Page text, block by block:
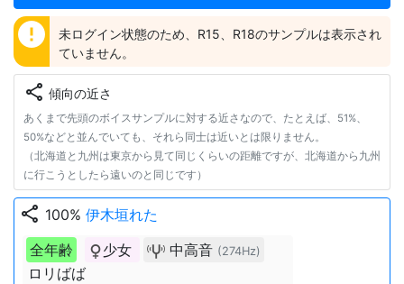
error
未ログイン状態のため、R15、R18のサンプルは表示され
ていません。
share 傾向の近さ
あくまで先頭のボイスサンプルに対する近さなので、たとえば、51%、
50%などと並んでいても、それら同士は近いとは限りません。
（北海道と九州は東京から見て同じくらいの距離ですが、北海道から九州
に行こうとしたら遠いのと同じです）
share 100% 伊木垣れた
全年齢
少女 中高音 (274Hz)
ロリばば